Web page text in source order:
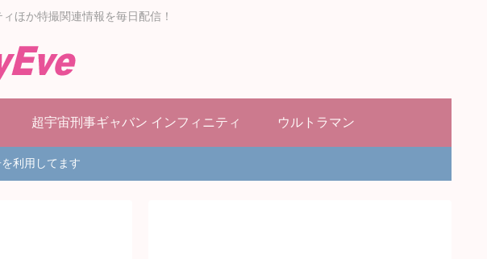
ほか特撮関連情報を毎日配信！
超宇宙刑事ギャバン インフィニティ ウルトラマン
利用してます